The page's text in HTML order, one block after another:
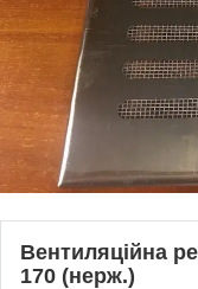
Вентиляційна
170 (нерж.)